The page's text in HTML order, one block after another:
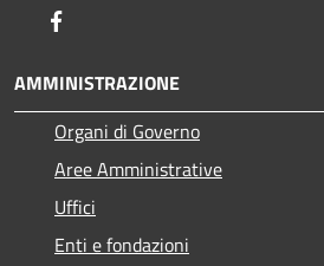
AMMINISTRAZIONE
Organi di Governo
Aree Amministrative
Uffici
Enti e fondazioni